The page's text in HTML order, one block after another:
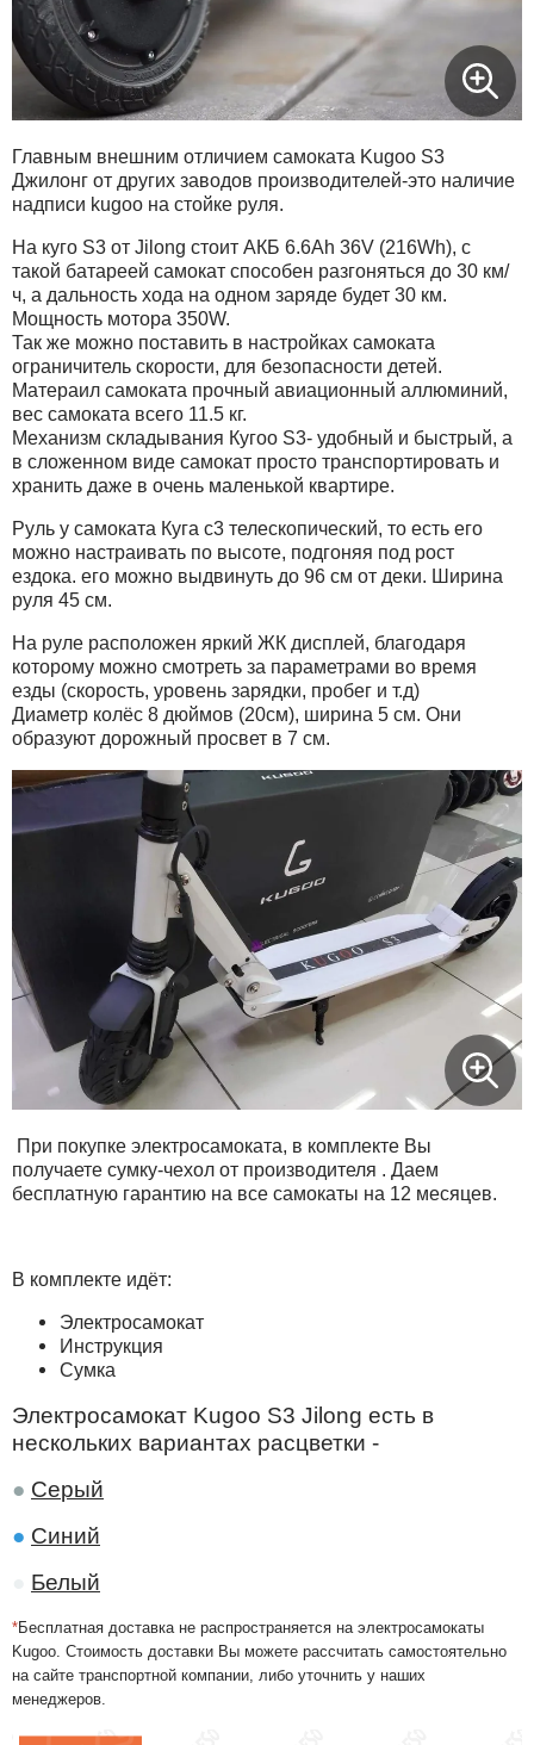
Главным внешним отличием самоката Kugoo S3
Джилонг от других заводов производителей-это наличие
надписи kugoo на стойке руля.
На куго S3 от Jilong стоит АКБ 6.6Ah 36V (216Wh), с
такой батареей самокат способен разгоняться до 30 км/
ч, а дальность хода на одном заряде будет 30 км.
Мощность мотора 350W.
Так же можно поставить в настройках самоката
ограничитель скорости, для безопасности детей.
Матераил самоката прочный авиационный аллюминий,
вес самоката всего 11.5 кг.
Механизм складывания Кугоо S3- удобный и быстрый, а
в сложенном виде самокат просто транспортировать и
хранить даже в очень маленькой квартире.
Руль у самоката Куга с3 телескопический, то есть его
можно настраивать по высоте, подгоняя под рост
ездока. его можно выдвинуть до 96 см от деки. Ширина
руля 45 см.
На руле расположен яркий ЖК дисплей, благодаря
которому можно смотреть за параметрами во время
езды (скорость, уровень зарядки, пробег и т.д)
Диаметр колёс 8 дюймов (20см), ширина 5 см. Они
образуют дорожный просвет в 7 см.
При покупке электросамоката, в комплекте Вы
получаете сумку-чехол от производителя . Даем
бесплатную гарантию на все самокаты на 12 месяцев.
В комплекте идёт:
Электросамокат
Инструкция
Сумка
Электросамокат Kugoo S3 Jilong есть в
нескольких вариантах расцветки -
● Серый
● Синий
Белый
*Бесплатная доставка не распространяется на электросамокаты
Kugoo. Стоимость доставки Вы можете рассчитать самостоятельно
на сайте транспортной компании, либо уточнить у наших
менеджеров.